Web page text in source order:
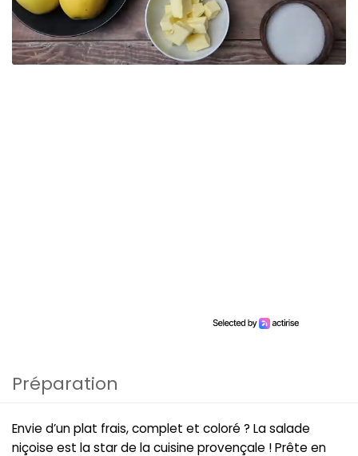
Préparation
Envie d’un plat frais, complet et coloré ? La salade
niçoise est la star de la cuisine provençale ! Prête en